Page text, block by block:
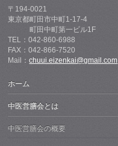
〒194-0021
東京都町田市中町1-17-4
町田中町第一ビル1F
TEL：042-860-6988
FAX：042-866-7520
Mail：chuui.eizenkai@gmail.com
ホーム
中医営膳会とは
中医営膳会の概要